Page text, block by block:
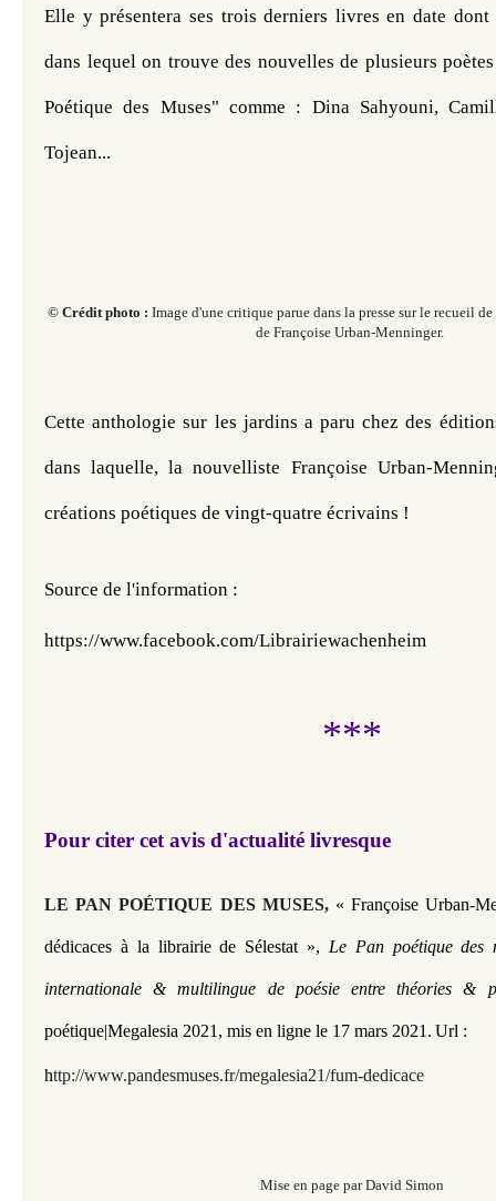
Elle y présentera ses trois derniers livres en date
dans lequel on trouve des nouvelles de plusieurs
Poétique des Muses" comme : Dina Sahyouni,
Tojean...
© Crédit photo : Image d'une critique parue dans la presse sur le recueil
de Françoise Urban-Menninger.
Cette anthologie sur les jardins a paru chez des
dans laquelle, la nouvelliste Françoise Urban-
créations poétiques de vingt-quatre écrivains !
Source de l'information :
https://www.facebook.com/Librairiewachenheim
***
Pour citer cet avis d'actualité livresque
LE PAN POÉTIQUE DES MUSES, « Françoise Urban-
dédicaces à la librairie de Sélestat », Le Pan poétique des
internationale & multilingue de poésie entre théories &
poétique|Megalesia 2021 , mis en ligne le 17 mars 2021. Url :
http://www.pandesmuses.fr/megalesia21/fum-dedicace
Mise en page par David Simon